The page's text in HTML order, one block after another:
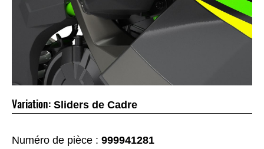
Variation: Sliders de Cadre
Numéro de pièce : 999941281